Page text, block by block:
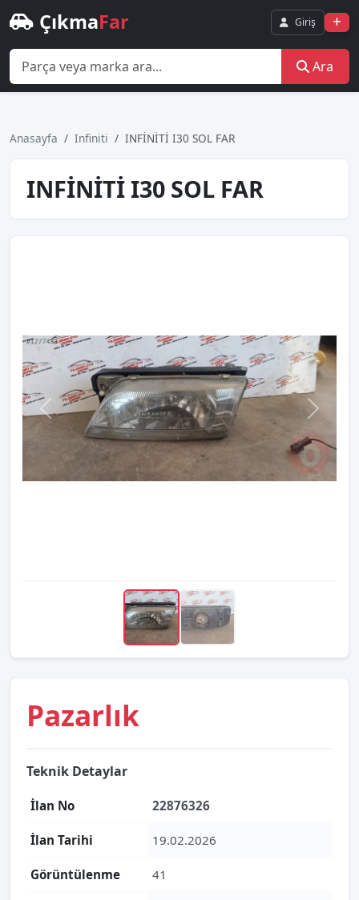
ÇıkmaFar Giriş
Ara
Anasayfa Infiniti INFİNİTİ I30 SOL FAR
INFİNİTİ I30 SOL FAR
Pazarlık
Teknik Detaylar
İlan No 22876326
İlan Tarihi 19.02.2026
Görüntülenme 41